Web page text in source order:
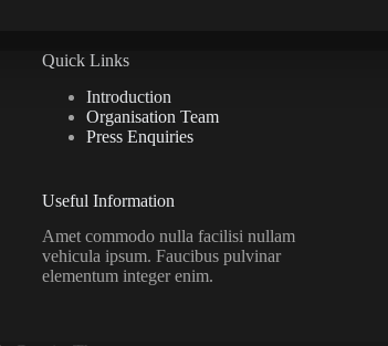
Quick Links
Introduction
Organisation Team
Press Enquiries
Useful Information
Amet commodo nulla facilisi nullam
vehicula ipsum. Faucibus pulvinar
elementum integer enim.